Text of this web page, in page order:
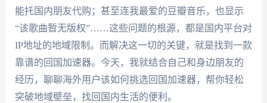
能托国内朋友代购；甚至连我最爱的豆瓣音乐，也显示
“该歌曲暂无版权”……这些问题的根源，都是国内平台对
IP地址的地域限制。而解决这一切的关键，就是找到一款
靠谱的回国加速器。今天，我就结合自己和身边朋友的
经历，聊聊海外用户该如何挑选回国加速器，帮你轻松
突破地域壁垒，找回国内生活的便利。